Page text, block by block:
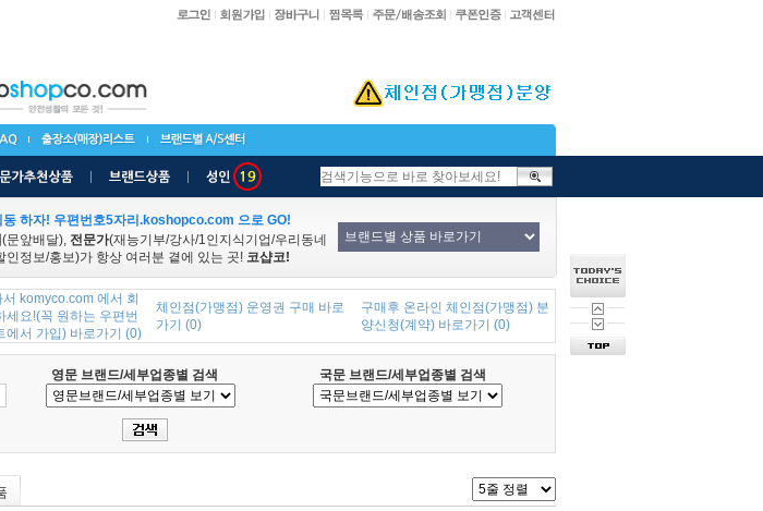
하자! 우편번호5자리.koshopco.com 으로 GO!
(문앞배달), 전문가(재능기부/강사/1인지식기업/우리동네
인정보/홍보)가 항상 여러분 곁에 있는 곳! 코샵코!
komyco.com 에서 회
세요!(꼭 원하는 우편번
에서 가입) 바로가기 (0)
체인점(가맹점) 운영권 구매 바로
가기 (0)
구매후 온라인 체인점(가맹점) 분
양신청(계약) 바로가기 (0)
영문 브랜드/세부업종별 검색
국문 브랜드/세부업종별 검색